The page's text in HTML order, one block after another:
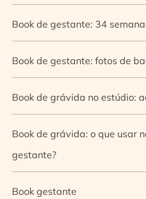
Book de gestante: 34
Book de gestante: fotos de
Book de grávida no estúdio:
Book de grávida: o que usar
gestante?
Book gestante